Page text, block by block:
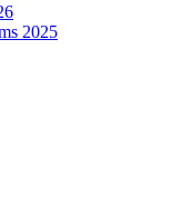
2025